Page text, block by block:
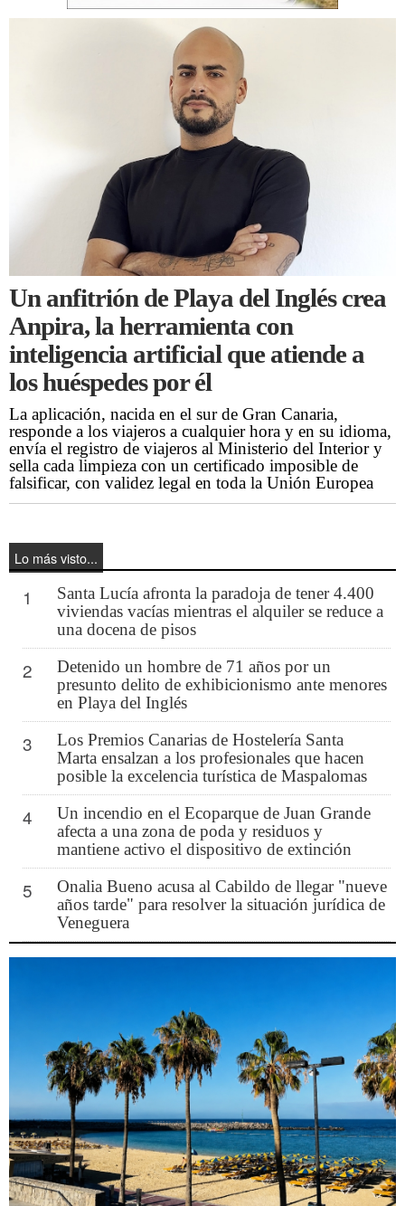
Un anfitrión de Playa del Inglés crea
Anpira, la herramienta con
inteligencia artificial que atiende a
los huéspedes por él
La aplicación, nacida en el sur de Gran Canaria,
responde a los viajeros a cualquier hora y en su idioma,
envía el registro de viajeros al Ministerio del Interior y
sella cada limpieza con un certificado imposible de
falsificar, con validez legal en toda la Unión Europea
Lo más visto...
1
Santa Lucía afronta la paradoja de tener 4.400
viviendas vacías mientras el alquiler se reduce a
una docena de pisos
2
Detenido un hombre de 71 años por un
presunto delito de exhibicionismo ante menores
en Playa del Inglés
3
Los Premios Canarias de Hostelería Santa
Marta ensalzan a los profesionales que hacen
posible la excelencia turística de Maspalomas
4
Un incendio en el Ecoparque de Juan Grande
afecta a una zona de poda y residuos y
mantiene activo el dispositivo de extinción
5
Onalia Bueno acusa al Cabildo de llegar "nueve
años tarde" para resolver la situación jurídica de
Veneguera